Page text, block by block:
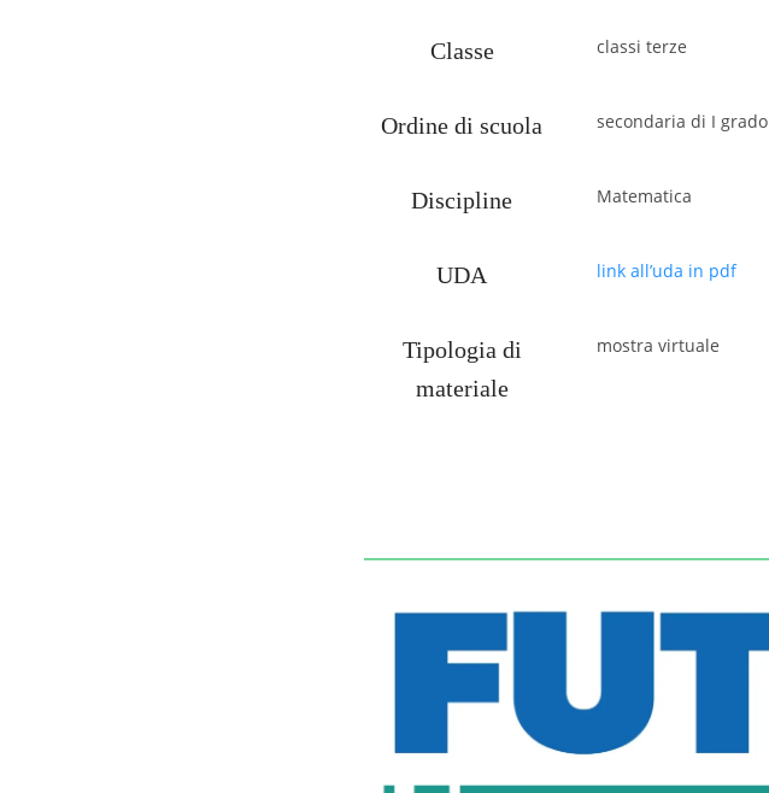
Classe classi terze
Ordine di scuola secondaria di I grado
Discipline Matematica
UDA link all’uda in pdf
Tipologia di
materiale
mostra virtuale